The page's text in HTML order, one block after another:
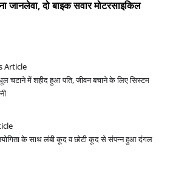
जानलेवा, दो बाइक सवार मोटरसाइकिल
Article
चटाने में शहीद हुआ पति, जीवन बचाने के लिए सिस्टम
के साथ लंबी कूद व छोटी कूद से संपन्न हुआ दंगल